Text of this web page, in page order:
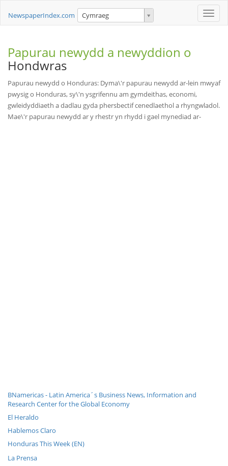
Toggle
NewspaperIndex.com Cymraeg
Papurau newydd a newyddion o
Hondwras
Papurau newydd o Honduras: Dyma\'r papurau newydd ar-lein mwyaf
pwysig o Honduras, sy\'n ysgrifennu am gymdeithas, economi,
gwleidyddiaeth a dadlau gyda phersbectif cenedlaethol a rhyngwladol.
Mae\'r papurau newydd ar y rhestr yn rhydd i gael mynediad ar-
BNamericas - Latin America´s Business News, Information and
Research Center for the Global Economy
El Heraldo
Hablemos Claro
Honduras This Week (EN)
La Prensa